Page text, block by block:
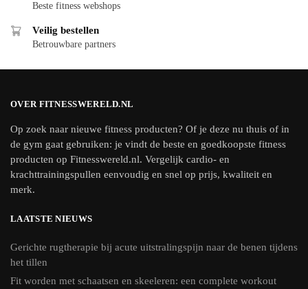
Beste fitness webshops
Veilig bestellen
Betrouwbare partners
OVER FITNESSWERELD.NL
Op zoek naar nieuwe fitness producten? Of je deze nu thuis of in
de gym gaat gebruiken: je vindt de beste en goedkoopste fitness
producten op Fitnesswereld.nl. Vergelijk cardio- en
krachttrainingspullen eenvoudig en snel op prijs, kwaliteit en
merk.
LAATSTE NIEUWS
Gerichte rugtherapie bij acute uitstralingspijn naar de benen tijdens
het tillen
Fit worden met schaatsen en skeeleren: een complete workout